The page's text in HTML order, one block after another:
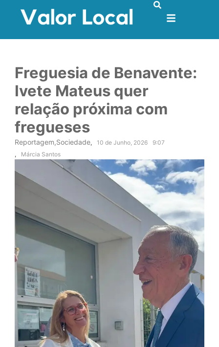
Freguesia de Benavente:
Ivete Mateus quer
relação próxima com
fregueses
Reportagem,Sociedade, 10 de Junho, 2026
9:07
,
Márcia Santos